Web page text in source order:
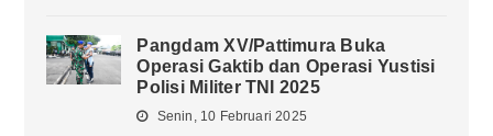
Pangdam XV/Pattimura Buka
Operasi Gaktib dan Operasi Yustisi
Polisi Militer TNI 2025
Senin, 10 Februari 2025